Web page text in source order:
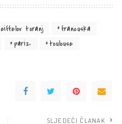
eiffelov toranj
francuska
pariz
toulouse
SLJEDEĆI ČLANAK